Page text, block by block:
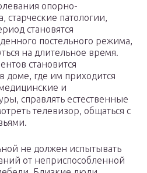
опорно-
старческие патологии,
становятся
постельного режима,
на длительное время.
становится
доме, где им приходится
и
справлять естественные
телевизор, общаться с
не должен испытывать
от неприспособленной